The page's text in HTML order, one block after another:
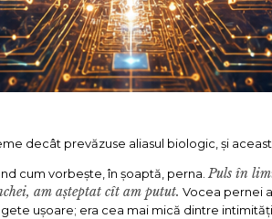
decât prevăzuse aliasul biologic, și
cum vorbește, în șoaptă, perna. Puls în
am așteptat cît am putut. Vocea pernei
ușoare; era cea mai mică dintre